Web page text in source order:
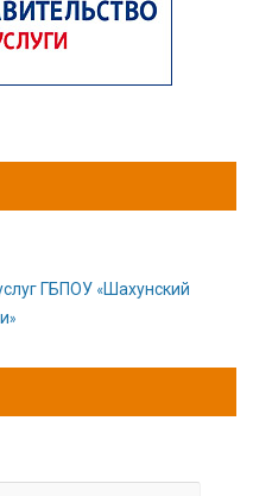
ГБПОУ «Шахунский